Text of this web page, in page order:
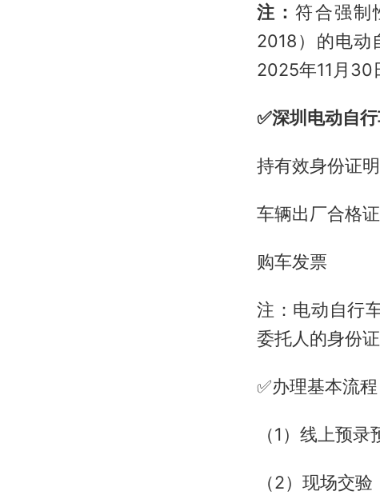
注：符合强制
2018）的电动
2025年11月30
✅深圳电动自
持有效身份证
车辆出厂合格
购车发票
注：电动自行
委托人的身份证
✅办理基本流程
（1）线上预录
（2）现场交验